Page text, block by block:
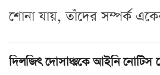
শোনা যায়, তাঁদের সম্পর্ক
দিলজিৎ দোসাঞ্ঝকে আইনি নোটিস